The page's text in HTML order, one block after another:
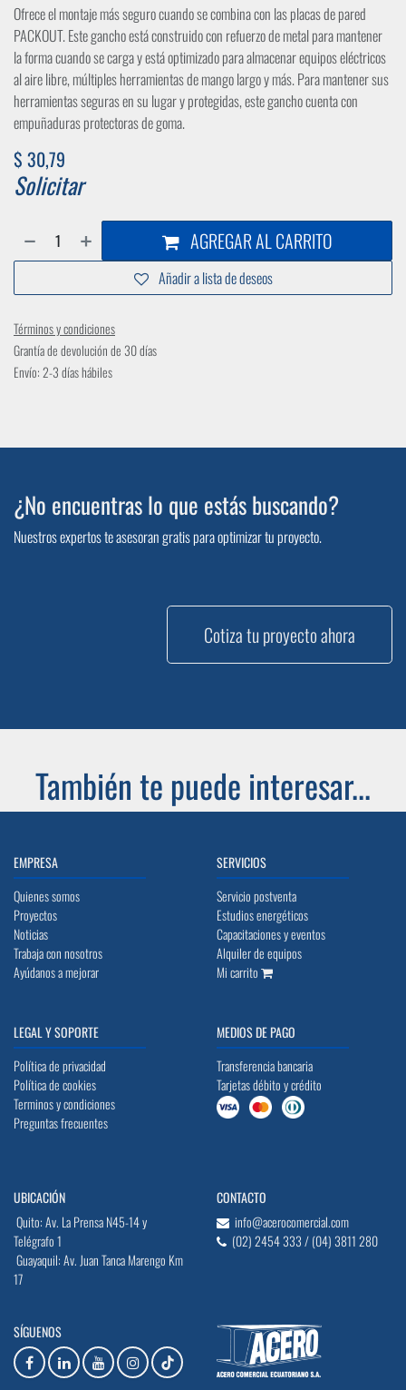
Ofrece el montaje más seguro cuando se combina con las placas de pared
PACKOUT. Este gancho está construido con refuerzo de metal para mantener
la forma cuando se carga y está optimizado para almacenar equipos eléctricos
al aire libre, múltiples herramientas de mango largo y más. Para mantener sus
herramientas seguras en su lugar y protegidas, este gancho cuenta con
empuñaduras protectoras de goma.
$ 30,79
Solicitar
AGREGAR AL CARRITO
Añadir a lista de deseos
Términos y condiciones
Grantía de devolución de 30 días
Envío: 2-3 días hábiles
¿No encuentras lo que estás buscando?
Nuestros expertos te asesoran gratis para optimizar tu proyecto.
Cotiza tu proyecto ahora
También te puede interesar...
EMPRESA
Quienes somos
Proyectos
Noticias
Trabaja con nosotros
Ayúdanos a mejorar
SERVICIOS
Servicio postventa
Estudios energéticos
Capacitaciones y eventos
Alquiler de equipos
Mi carrito
LEGAL Y SOPORTE
Política de privacidad
Política de cookies
Terminos y condiciones
Preguntas frecuentes
MEDIOS DE PAGO
Transferencia bancaria
Tarjetas débito y crédito
UBICACIÓN
Quito: Av. La Prensa N45-14 y
Telégrafo 1
Guayaquil: Av. Juan Tanca Marengo Km
17
CONTACTO
info@acerocomercial.com
(02) 2454 333 / (04) 3811 280
SÍGUENOS